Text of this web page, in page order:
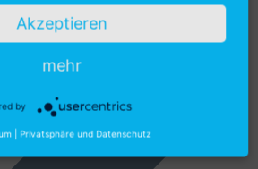
Akzeptieren
mehr
by
Privatsphäre und Datenschutz